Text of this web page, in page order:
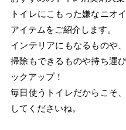
トイレにこもった嫌なニオ
アイテムをご紹介します。
インテリアにもなるものや
掃除もできるものや持ち運
ックアップ！
毎日使うトイレだからこそ
してくださいね。